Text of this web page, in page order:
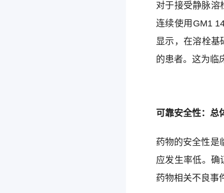
对于接受静脉溶
连续使用GM1
显示，在溶栓基
的患者。这为临
可靠安全性：总
药物的安全性是
应发生率低。确
药物相关不良事